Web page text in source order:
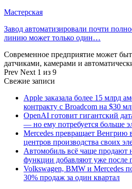
Мастерская
Завод автоматизировали почти
линию может только один…
Современное предприятие может
датчиками, камерами и
Prev Next 1 из 9
Свежие записи
Apple заказала более 15 млрд
контракту с Broadcom на $30
OpenAI готовит гигантский
— но ему потребуется больше
Mercedes превращает Венгрию
центров производства своих
Автомобиль всё чаще продают
функции добавляют уже после
Volkswagen, BMW и Mercedes
30% продаж за один квартал